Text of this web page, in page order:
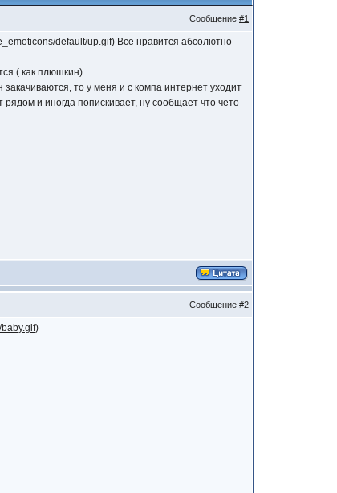
Сообщение #1
default/up.gif) Все нравится абсолютно
( как плюшкин).
то у меня и с компа интернет уходит
и иногда попискивает, ну сообщает что чето
Сообщение #2
)